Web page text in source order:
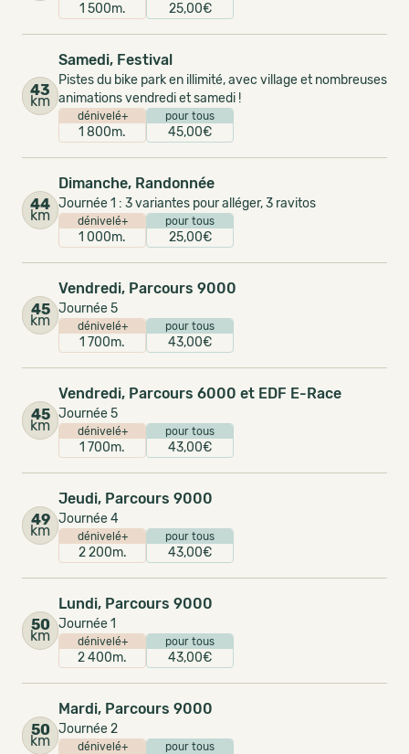
1 500m. 25,00€
43
km
Samedi, Festival
Pistes du bike park en illimité, avec village et nombreuses
animations vendredi et samedi !
dénivelé+
1 800m.
pour tous
45,00€
44
km
Dimanche, Randonnée
Journée 1 : 3 variantes pour alléger, 3 ravitos
dénivelé+
1 000m.
pour tous
25,00€
45
km
Vendredi, Parcours 9000
Journée 5
dénivelé+
1 700m.
pour tous
43,00€
45
km
Vendredi, Parcours 6000 et EDF E-Race
Journée 5
dénivelé+
1 700m.
pour tous
43,00€
49
km
Jeudi, Parcours 9000
Journée 4
dénivelé+
2 200m.
pour tous
43,00€
50
km
Lundi, Parcours 9000
Journée 1
dénivelé+
2 400m.
pour tous
43,00€
50
km
Mardi, Parcours 9000
Journée 2
dénivelé+ pour tous